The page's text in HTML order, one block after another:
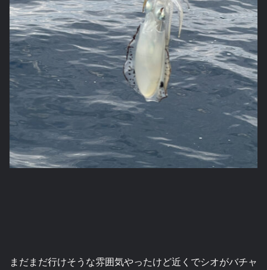
まだまだ行けそうな雰囲気やったけど近くでシオがバチャ